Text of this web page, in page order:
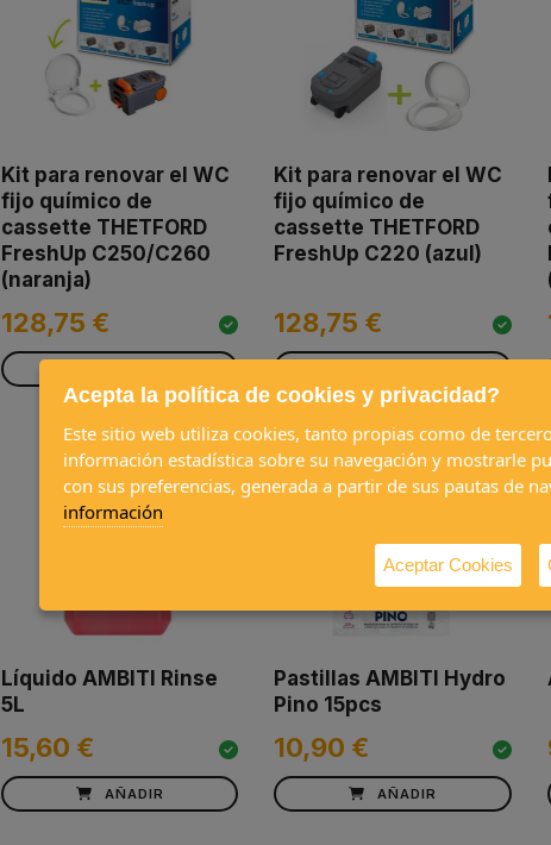
Kit para renovar el WC
fijo químico de
cassette THETFORD
FreshUp C250/C260
(naranja)
128,75 €
Kit para renovar el WC
fijo químico de
cassette THETFORD
FreshUp C220 (azul)
128,75 €
Líquido AMBITI Rinse
5L
15,60 €
AÑADIR
Pastillas AMBITI Hydro
Pino 15pcs
10,90 €
AÑADIR
Acepta la política de cookies y privacidad?
Este sitio web utiliza cookies, tanto propias como de
información estadística sobre su navegación y mostrarle
con sus preferencias, generada a partir de sus pautas de
información
Aceptar Cookies